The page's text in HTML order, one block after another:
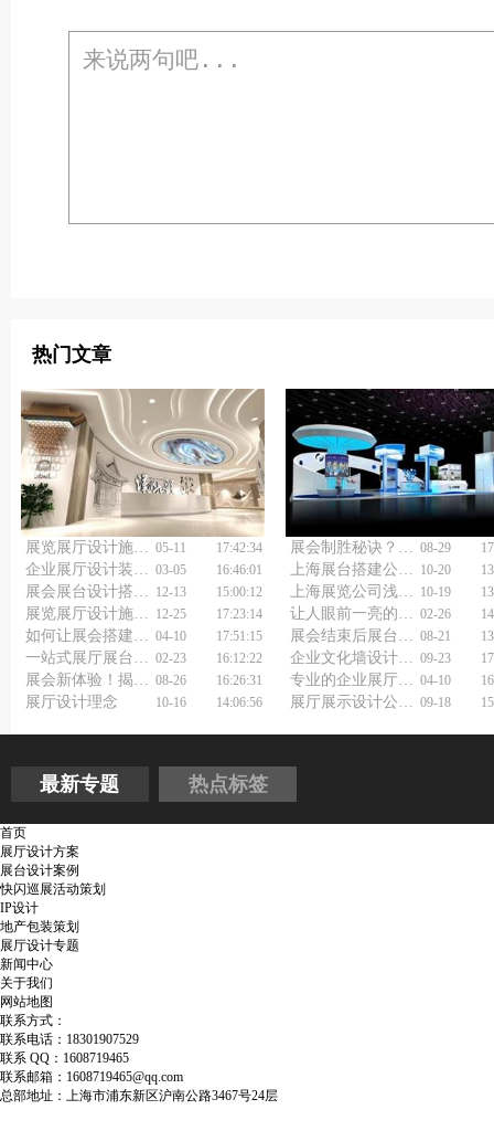
热门文章
展览展厅设计施工方案怎样做到性价比超高？ 05-11 17:42:34 08-29
03-05 16:46:01 10-20
12-13 15:00:12 上海展览公司浅谈展会设计注意事项 10-19
展览展厅设计施工公司能创造爆款展览吗？ 12-25 17:23:14 02-26
04-10 17:51:15 08-21
02-23 16:12:22 企业文化墙设计制作技巧 09-23
08-26 16:26:31 专业的企业展厅设计与施工公司，您找对了吗？ 04-10
展厅设计理念 10-16 14:06:56 09-18
最新专题 热点标签
首页
展厅设计方案
展台设计案例
快闪巡展活动策划
IP设计
地产包装策划
展厅设计专题
新闻中心
关于我们
网站地图
联系方式：
联系电话：18301907529
联系 QQ：1608719465
联系邮箱：1608719465@qq.com
总部地址：上海市浦东新区沪南公路3467号24层